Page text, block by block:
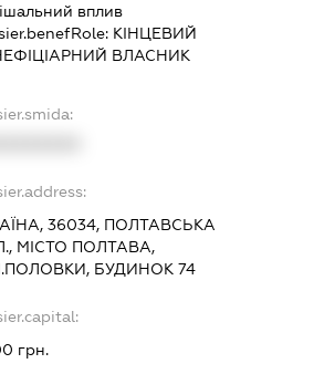
вплив
КІНЦЕВИЙ
ВЛАСНИК
36034, ПОЛТАВСЬКА
МІСТО ПОЛТАВА,
БУДИНОК 74
грн.